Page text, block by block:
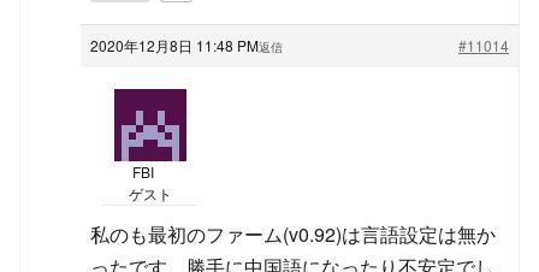
2020年12月8日 11:48 PM #11014
返信
FBI
ゲスト
私のも最初のファーム(v0.92)は言語設定は無か
ったです、勝手に中国語になったり不安定でし